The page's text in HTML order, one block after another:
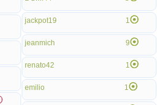
jackpot19 1
jeanmich 9
renato42 1
emilio 1